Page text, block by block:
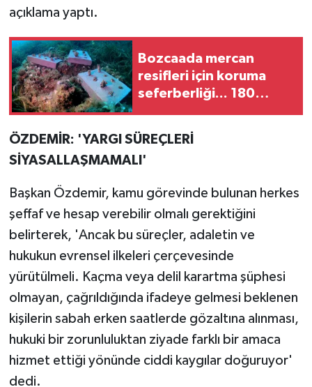
açıklama yaptı.
Bozcaada mercan
resifleri için koruma
seferberliği... 180
altına alındı
ÖZDEMİR: 'YARGI SÜREÇLERİ
SİYASALLAŞMAMALI'
Başkan Özdemir, kamu görevinde bulunan herkes
şeffaf ve hesap verebilir olmalı gerektiğini
belirterek, 'Ancak bu süreçler, adaletin ve
hukukun evrensel ilkeleri çerçevesinde
yürütülmeli. Kaçma veya delil karartma şüphesi
olmayan, çağrıldığında ifadeye gelmesi beklenen
kişilerin sabah erken saatlerde gözaltına alınması,
hukuki bir zorunluluktan ziyade farklı bir amaca
hizmet ettiği yönünde ciddi kaygılar doğuruyor'
dedi.